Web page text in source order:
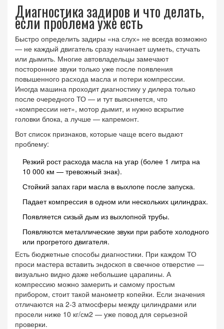
Диагностика задиров и что делать,
если проблема уже есть
Быстро определить задиры «на слух» не всегда возможно
— не каждый двигатель сразу начинает шуметь, стучать
или дымить. Многие автовладельцы замечают
посторонние звуки только уже после появления
повышенного расхода масла и потери компрессии.
Иногда машина проходит диагностику у дилера только
после очередного ТО — и тут выясняется, что
«компрессии нет», мотор дымит, и нужно вскрытие
головки блока, а лучше — капремонт.
Вот список признаков, которые чаще всего выдают
проблему:
Резкий рост расхода масла на угар (более 1 литра на
10 000 км — тревожный знак).
Стойкий запах гари масла в выхлопе после запуска.
Падает компрессия в одном или нескольких цилиндрах.
Появляется сизый дым из выхлопной трубы.
Появляются металлические звуки при работе холодного
или прогретого двигателя.
Есть бюджетные способы диагностики. При каждом ТО
проси мастера вставить эндоскоп в свечное отверстие —
визуально видно даже небольшие царапины. А
компрессию можно замерить и самому простым
прибором, стоит такой манометр копейки. Если значения
отличаются на 2-3 атмосферы между цилиндрами или
просели ниже 10 кг/см2 — уже повод для серьезной
проверки.